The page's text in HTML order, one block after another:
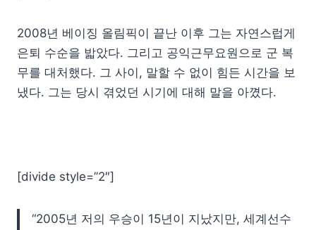
2008년 베이징 올림픽이 끝난 이후 그는 자연스럽게
은퇴 수순을 밟았다. 그리고 공익근무요원으로 군 복
무를 대처했다. 그 사이, 말할 수 없이 힘든 시간을 보
냈다. 그는 당시 겪었던 시기에 대해 말을 아꼈다.
[divide style=”2″]
“2005년 저의 우승이 15년이 지났지만, 세계선수